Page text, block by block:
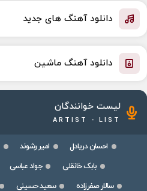
دانلود آهنگ های جدید
دانلود آهنگ ماشین
لیست خوانندگان
ARTIST - LIST
احسان دریادل امیر رشوند
بابک خانقلی
جواد عباسی
سالار صفرزاده
سعید حسینی